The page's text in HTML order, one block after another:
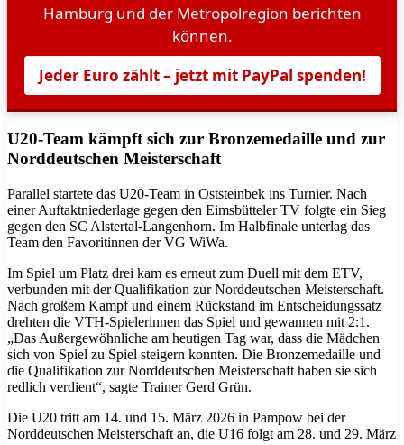
Hamburg und der Metropolregion berichten
können.
Jeder Euro zählt – jetzt mit PayPal spenden!
U20-Team kämpft sich zur Bronzemedaille und zur
Norddeutschen Meisterschaft
Parallel startete das U20-Team in Oststeinbek ins Turnier. Nach
einer Auftaktniederlage gegen den Eimsbütteler TV folgte ein Sieg
gegen den SC Alstertal-Langenhorn. Im Halbfinale unterlag das
Team den Favoritinnen der VG WiWa.
Im Spiel um Platz drei kam es erneut zum Duell mit dem ETV,
verbunden mit der Qualifikation zur Norddeutschen Meisterschaft.
Nach großem Kampf und einem Rückstand im Entscheidungssatz
drehten die VTH-Spielerinnen das Spiel und gewannen mit 2:1.
„Das Außergewöhnliche am heutigen Tag war, dass die Mädchen
sich von Spiel zu Spiel steigern konnten. Die Bronzemedaille und
die Qualifikation zur Norddeutschen Meisterschaft haben sie sich
redlich verdient“, sagte Trainer Gerd Grün.
Die U20 tritt am 14. und 15. März 2026 in Pampow bei der
Norddeutschen Meisterschaft an, die U16 folgt am 28. und 29. März